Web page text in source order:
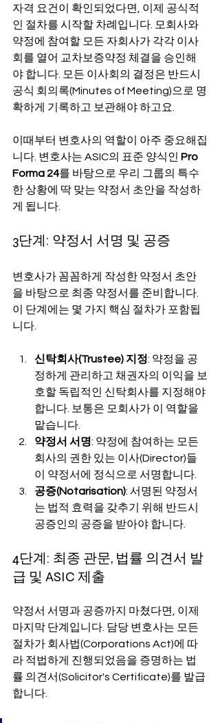
자격 요건이 확인되었다면, 이제 공식적
인 절차를 시작할 차례입니다. 모회사와
약정에 참여할 모든 자회사가 각각 이사
회를 열어 교차보증약정 체결을 승인해
야 합니다. 모든 이사회의 결정은 반드시
공식 회의록(Minutes of Meeting)으로 명
확하게 기록하고 보관해야 하고요.
이때부터 변호사의 역할이 아주 중요해집
니다. 변호사는 ASIC의 표준 양식인 Pro
Forma 24를 바탕으로 우리 그룹의 특수
한 상황에 딱 맞는 약정서 초안을 작성하
게 됩니다.
3단계: 약정서 서명 및 공증
변호사가 꼼꼼하게 작성한 약정서 초안
을 바탕으로 최종 약정서를 준비합니다.
이 단계에는 몇 가지 핵심 절차가 포함됩
니다.
신탁회사(Trustee) 지정: 약정을 공
정하게 관리하고 채권자의 이익을 보
호할 독립적인 신탁회사를 지정해야
합니다. 보통은 모회사가 이 역할을
맡습니다.
약정서 서명: 약정에 참여하는 모든
회사의 권한 있는 이사(Director)들
이 약정서에 정식으로 서명합니다.
공증(Notarisation): 서명된 약정서
는 법적 효력을 갖추기 위해 반드시
공증인의 공증을 받아야 합니다.
4단계: 최종 관문, 법률 의견서 발
급 및 ASIC 제출
약정서 서명과 공증까지 마쳤다면, 이제
마지막 단계입니다. 담당 변호사는 모든
절차가 회사법(Corporations Act)에 따
라 적법하게 진행되었음을 증명하는 법
률 의견서(Solicitor's Certificate)를 발급
합니다.